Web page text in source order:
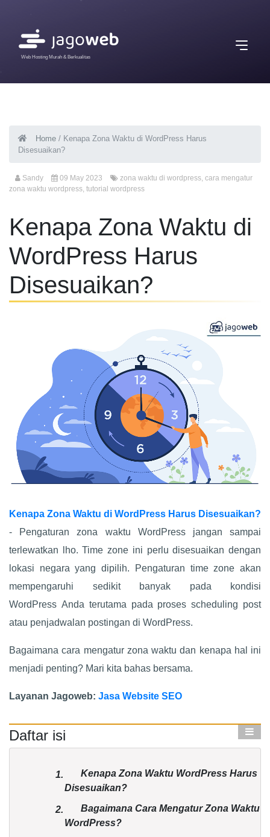
Web Hosting Murah & Berkualitas
Home / Kenapa Zona Waktu di WordPress Harus
Disesuaikan?
Sandy 09 May 2023 zona waktu di wordpress, cara mengatur
zona waktu wordpress, tutorial wordpress
Kenapa Zona Waktu di
WordPress Harus
Disesuaikan?
Kenapa Zona Waktu di WordPress Harus Disesuaikan?
- Pengaturan zona waktu WordPress jangan sampai
terlewatkan lho. Time zone ini perlu disesuaikan dengan
lokasi negara yang dipilih. Pengaturan time zone akan
mempengaruhi sedikit banyak pada kondisi
WordPress Anda terutama pada proses scheduling post
atau penjadwalan postingan di WordPress.
Bagaimana cara mengatur zona waktu dan kenapa hal ini
menjadi penting? Mari kita bahas bersama.
Layanan Jagoweb: Jasa Website SEO
Daftar isi
1.
Kenapa Zona Waktu WordPress Harus
Disesuaikan?
2.
Bagaimana Cara Mengatur Zona Waktu
WordPress?